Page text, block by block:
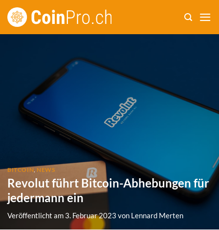
Zum
Inhalt
BITCOIN, NEWS
Revolut führt Bitcoin-Abhebungen für
jedermann ein
Veröffentlicht am 3. Februar 2023 von Lennard Merten